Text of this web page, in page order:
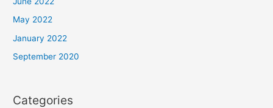
May 2022
January 2022
September 2020
Categories